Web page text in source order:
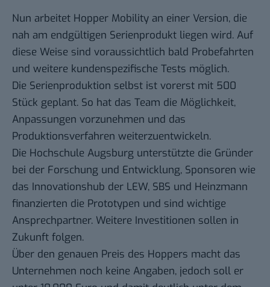
Nun arbeitet Hopper Mobility an einer Version, die
nah am endgültigen Serienprodukt liegen wird. Auf
diese Weise sind voraussichtlich bald Probefahrten
und weitere kundenspezifische Tests möglich.
Die Serienproduktion selbst ist vorerst mit 500
Stück geplant. So hat das Team die Möglichkeit,
Anpassungen vorzunehmen und das
Produktionsverfahren weiterzuentwickeln.
Die Hochschule Augsburg unterstützte die Gründer
bei der Forschung und Entwicklung, Sponsoren wie
das Innovationshub der LEW, SBS und Heinzmann
finanzierten die Prototypen und sind wichtige
Ansprechpartner. Weitere Investitionen sollen in
Zukunft folgen.
Über den genauen Preis des Hoppers macht das
Unternehmen noch keine Angaben, jedoch soll er